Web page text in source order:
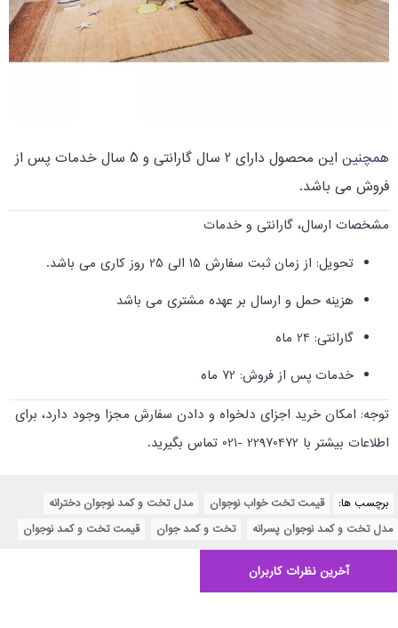
همچنین
این محصول دارای 2 سال گارانتی و 5 سال خدمات پس از
فروش می باشد.
مشخصات ارسال، گارانتی و خدمات
تحویل: از زمان ثبت سفارش 15 الی 25 روز کاری می باشد.
هزینه حمل و ارسال بر عهده مشتری می باشد
گارانتی: 24 ماه
خدمات پس از فروش: 72 ماه
توجه: امکان خرید اجزای دلخواه و دادن سفارش مجزا وجود دارد، برای
اطلاعات بیشتر با 22970472 -021 تماس بگیرید.
برچسب ها: قیمت تخت خواب نوجوان مدل تخت و کمد نوجوان دخترانه
مدل تخت و کمد نوجوان پسرانه
تخت و کمد جوان قیمت تخت و کمد نوجوان
آخرین نظرات کاربران